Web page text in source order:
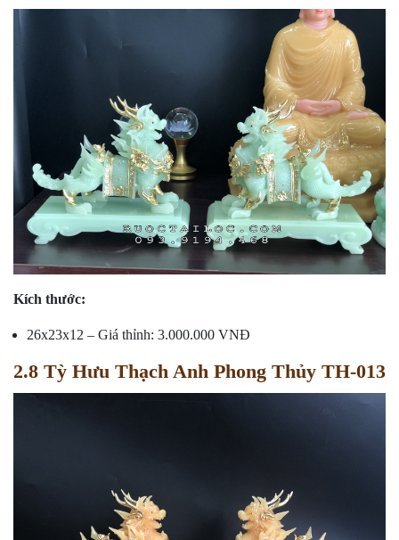
Kích thước:
26x23x12 – Giá thỉnh: 3.000.000 VNĐ
2.8 Tỳ Hưu Thạch Anh Phong Thủy TH-013